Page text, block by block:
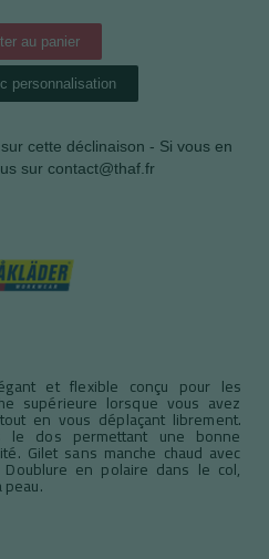
au panier
personnalisation
cette déclinaison - Si vous en
sur contact@thaf.fr
et flexible conçu pour les
supérieure lorsque vous avez
en vous déplaçant librement.
le dos permettant une bonne
Gilet sans manche chaud avec
en polaire dans le col,